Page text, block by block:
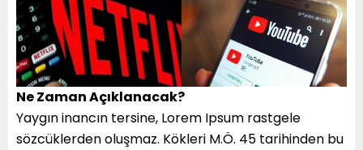
Ne Zaman Açıklanacak?
Yaygın inancın tersine, Lorem Ipsum rastgele
sözcüklerden oluşmaz. Kökleri M.Ö. 45 tarihinden bu